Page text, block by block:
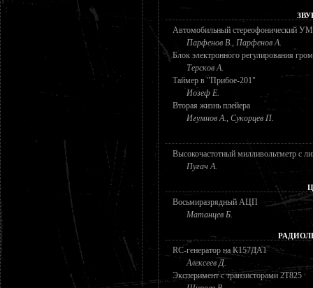
Автомобильный стереофонический
Парфенов В., Парфенов А.
Блок электронного регулирования
Терсков А.
Таймер в "Прибое-201"
Иозеф Е.
Вторая жизнь плейера
Игумнов А., Сукорцев П.
Высокочастотный милливольтметр с
Пугач А.
Восьмиразрядный АЦП
Матанцев Б.
RC-генератор на К157ДА1
Алексеев Д.
Эксперимент с транзисторами 2Т825